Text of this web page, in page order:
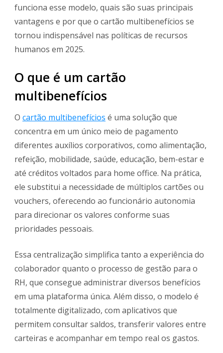
funciona esse modelo, quais são suas principais
vantagens e por que o cartão multibenefícios se
tornou indispensável nas políticas de recursos
humanos em 2025.
O que é um cartão
multibenefícios
O cartão multibenefícios é uma solução que
concentra em um único meio de pagamento
diferentes auxílios corporativos, como alimentação,
refeição, mobilidade, saúde, educação, bem-estar e
até créditos voltados para home office. Na prática,
ele substitui a necessidade de múltiplos cartões ou
vouchers, oferecendo ao funcionário autonomia
para direcionar os valores conforme suas
prioridades pessoais.
Essa centralização simplifica tanto a experiência do
colaborador quanto o processo de gestão para o
RH, que consegue administrar diversos benefícios
em uma plataforma única. Além disso, o modelo é
totalmente digitalizado, com aplicativos que
permitem consultar saldos, transferir valores entre
carteiras e acompanhar em tempo real os gastos.